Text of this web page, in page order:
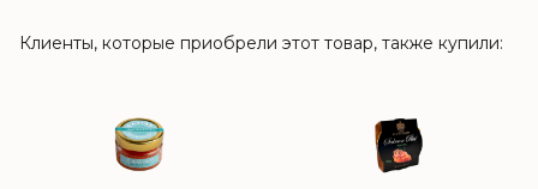
Клиенты, которые приобрели этот товар, также купили: